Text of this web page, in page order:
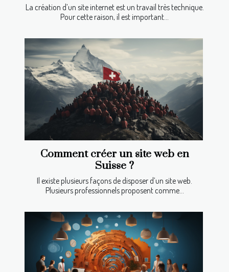
La création d’un site internet est un travail très technique.
Pour cette raison, il est important...
Comment créer un site web en
Suisse ?
Il existe plusieurs façons de disposer d’un site web.
Plusieurs professionnels proposent comme...